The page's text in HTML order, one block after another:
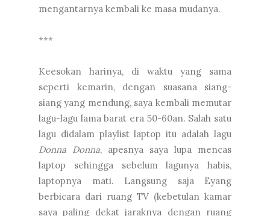
mengantarnya kembali ke masa mudanya.
***
Keesokan harinya, di waktu yang sama
seperti kemarin, dengan suasana siang-
siang yang mendung, saya kembali memutar
lagu-lagu lama barat era 50-60an. Salah satu
lagu didalam playlist laptop itu adalah lagu
Donna Donna, apesnya saya lupa mencas
laptop sehingga sebelum lagunya habis,
laptopnya mati. Langsung saja Eyang
berbicara dari ruang TV (kebetulan kamar
saya paling dekat jaraknya dengan ruang